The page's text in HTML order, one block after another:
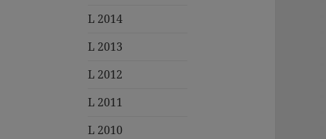
L 2014
L 2013
L 2012
L 2011
L 2010